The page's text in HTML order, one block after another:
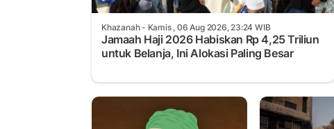
Khazanah- Kamis , 06 Aug 2026, 23:24 WIB
Jamaah Haji 2026 Habiskan Rp 4,25 Triliun
untuk Belanja, Ini Alokasi Paling Besar